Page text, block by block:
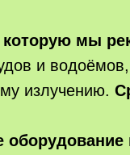
которую мы
и
излучению.
оборудование